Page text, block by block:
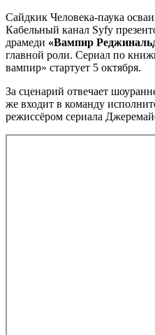
Сайдкик Человека-паука
Кабельный канал Syfy
драмеди «Вампир
главной роли. Сериал по
вампир» стартует 5 октября.
За сценарий отвечает
же входит в команду
режиссёром сериала